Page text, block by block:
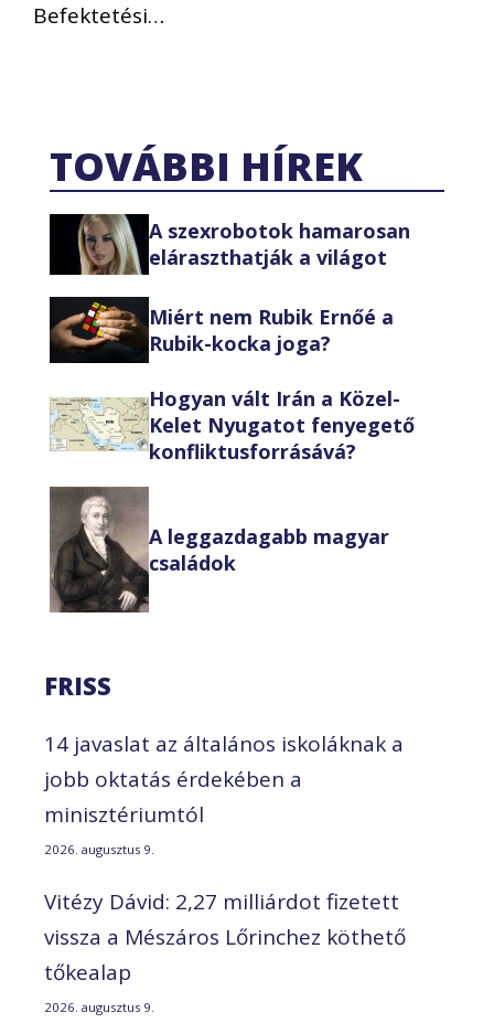
Befektetési…
TOVÁBBI HÍREK
A szexrobotok hamarosan
eláraszthatják a világot
Miért nem Rubik Ernőé a
Rubik-kocka joga?
Hogyan vált Irán a Közel-
Kelet Nyugatot fenyegető
konfliktusforrásává?
A leggazdagabb magyar
családok
FRISS
14 javaslat az általános iskoláknak a
jobb oktatás érdekében a
minisztériumtól
2026. augusztus 9.
Vitézy Dávid: 2,27 milliárdot fizetett
vissza a Mészáros Lőrinchez köthető
tőkealap
2026. augusztus 9.